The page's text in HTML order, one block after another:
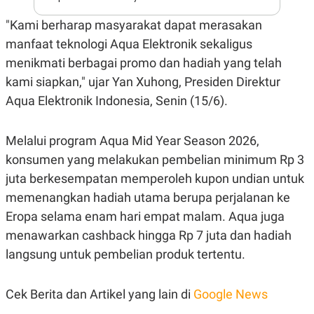
T
A
T
A
E
K
O
N
A
N
T
V
L
I
P
S
JARINGAN
K
O
N
N
P
R
E
R
"Kami berharap masyarakat dapat merasakan
manfaat teknologi Aqua Elektronik sekaligus
menikmati berbagai promo dan hadiah yang telah
kami siapkan," ujar Yan Xuhong, Presiden Direktur
Aqua Elektronik Indonesia, Senin (15/6).
Melalui program Aqua Mid Year Season 2026,
konsumen yang melakukan pembelian minimum Rp 3
juta berkesempatan memperoleh kupon undian untuk
memenangkan hadiah utama berupa perjalanan ke
Eropa selama enam hari empat malam. Aqua juga
menawarkan cashback hingga Rp 7 juta dan hadiah
langsung untuk pembelian produk tertentu.
Cek Berita dan Artikel yang lain di Google News